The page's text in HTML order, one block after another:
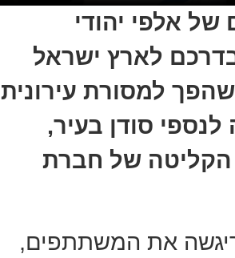
אלפי יהודי
לארץ ישראל
למסורת עירונית
סודן בעיר,
הקליטה של חברת
את המשתתפים,